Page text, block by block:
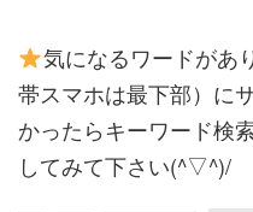
気になるワードがあ
帯スマホは最下部）に
かったらキーワード検
してみて下さい(^▽^)/